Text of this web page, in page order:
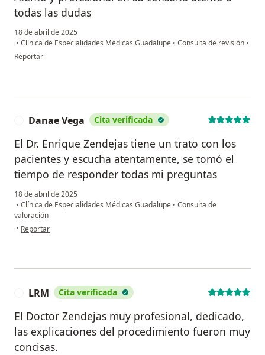
todas las dudas
18 de abril de 2025
• Clínica de Especialidades Médicas Guadalupe • Consulta de revisión •
en opinión del usuario Diana lopez
Reportar
Danae Vega Cita verificada
El Dr. Enrique Zendejas tiene un trato con los
pacientes y escucha atentamente, se tomó el
tiempo de responder todas mi preguntas
18 de abril de 2025
• Clínica de Especialidades Médicas Guadalupe • Consulta de
valoración
• en opinión del usuario Danae Vega
Reportar
LRM Cita verificada
El Doctor Zendejas muy profesional, dedicado,
las explicaciones del procedimiento fueron muy
concisas.